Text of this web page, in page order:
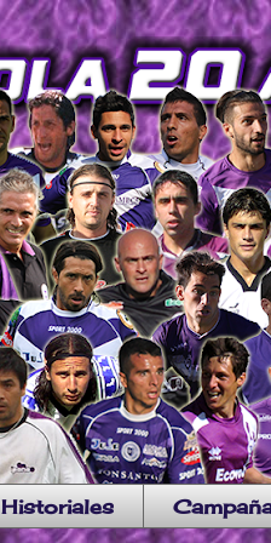
Historiales